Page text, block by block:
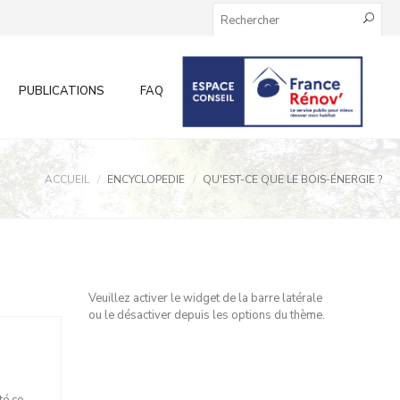
PUBLICATIONS FAQ INFOS AUX PARTICULIERS
ACCUEIL ENCYCLOPEDIE QU'EST-CE QUE LE BOIS-ÉNERGIE ?
Veuillez activer le widget de la barre latérale
ou le désactiver depuis les options du thème.